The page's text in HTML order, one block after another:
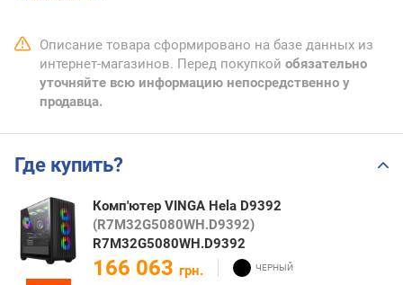
Описание товара сформировано на базе данных из
интернет-магазинов. Перед покупкой обязательно
уточняйте всю информацию непосредственно у
продавца.
Где купить?
Комп'ютер VINGA Hela D9392
(R7M32G5080WH.D9392)
R7M32G5080WH.D9392
166 063 грн.